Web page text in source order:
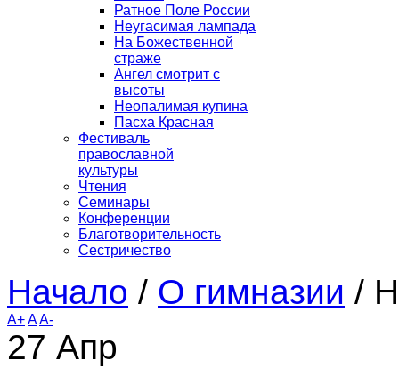
Ратное Поле России
Неугасимая лампада
На Божественной
страже
Ангел смотрит с
высоты
Неопалимая купина
Пасха Красная
Фестиваль
православной
культуры
Чтения
Семинары
Конференции
Благотворительность
Сестричество
Начало / О гимназии /
A+AA-
27 Апр